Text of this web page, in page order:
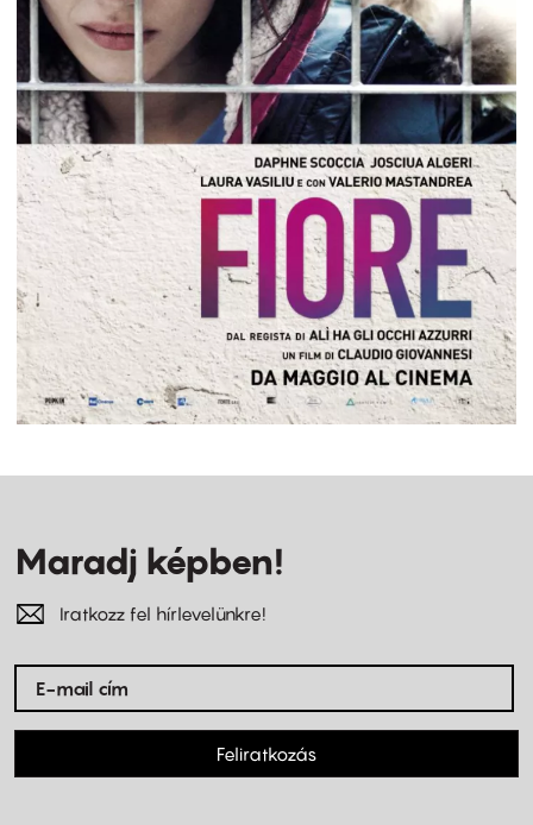
Maradj képben!
Iratkozz fel hírlevelünkre!
Feliratkozás